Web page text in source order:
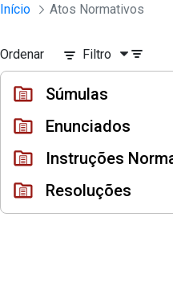
Pular para o Conteúdo principal
Instrumento
Início Atos Normativos
Ordenar Filtro
Súmulas
Enunciados
Instruções
Resoluções